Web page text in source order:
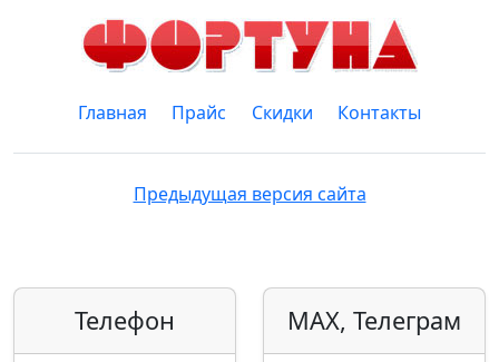
Главная Прайс Скидки Контакты
Предыдущая версия сайта
Телефон MAX, Телеграм